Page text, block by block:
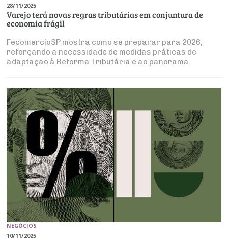
28/11/2025
Varejo terá novas regras tributárias em conjuntura de
economia frágil
FecomercioSP mostra como se preparar para 2026,
reforçando a necessidade de medidas práticas de
adaptação à Reforma Tributária e ao panorama
NEGÓCIOS
10/11/2025